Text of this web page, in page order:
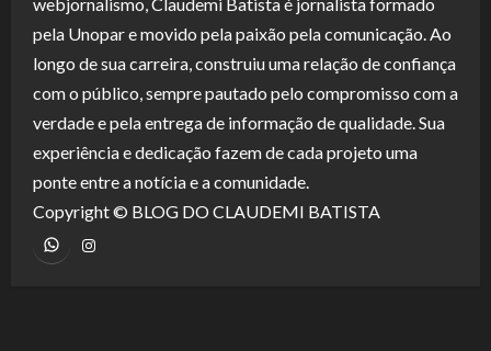
webjornalismo, Claudemi Batista é jornalista formado
pela Unopar e movido pela paixão pela comunicação. Ao
longo de sua carreira, construiu uma relação de confiança
com o público, sempre pautado pelo compromisso com a
verdade e pela entrega de informação de qualidade. Sua
experiência e dedicação fazem de cada projeto uma
ponte entre a notícia e a comunidade.
Copyright © BLOG DO CLAUDEMI BATISTA
WhatsApp Instagram